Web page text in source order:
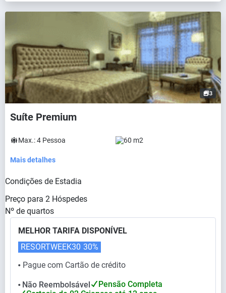
3
Suíte Premium
Max.:4 Pessoa 60 m2
Mais detalhes
Condições de Estadia
Preço para 2 Hóspedes
Nº de quartos
MELHOR TARIFA DISPONÍVEL
⬤ Pague com Cartão de crédito
RESORTWEEK30 30%
⬤ Não Reembolsável
Pensão Completa